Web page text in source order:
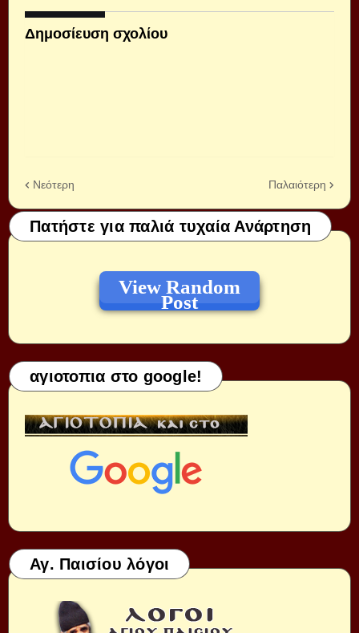
Δημοσίευση σχολίου
Νεότερη Παλαιότερη
Πατήστε για παλιά τυχαία Ανάρτηση
View Random
Post
αγιοτοπια στο google!
Αγ. Παισίου λόγοι